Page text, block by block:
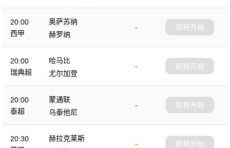
20:00
西甲
奥萨苏纳
-
赫罗纳
即将开始
20:00
瑞典超
哈马比
-
尤尔加登
即将开始
20:00
泰超
蒙通联
-
乌泰他尼
即将开始
20:30
赫拉克莱斯
-
即将开始